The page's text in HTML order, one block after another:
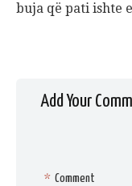
buja që pati ishte
Add Your
Comment
*